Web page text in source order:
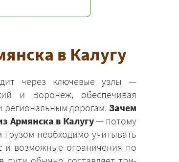
в Калугу
через ключевые узлы —
и Воронеж, обеспечивая
дорогам. Зачем
Армянска в Калугу— потому
необходимо учитывать
и возможные ограничения по